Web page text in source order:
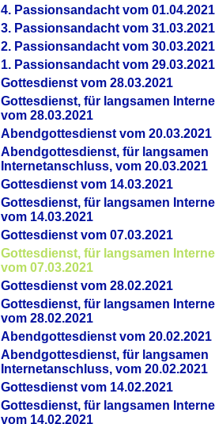
4. Passionsandacht vom 01.04.2021
3. Passionsandacht vom 31.03.2021
2. Passionsandacht vom 30.03.2021
1. Passionsandacht vom 29.03.2021
Gottesdienst vom 28.03.2021
Gottesdienst, für langsamen
vom 28.03.2021
Abendgottesdienst vom 20.03.2021
Abendgottesdienst, für langsamen
Internetanschluss, vom 20.03.2021
Gottesdienst vom 14.03.2021
Gottesdienst, für langsamen
vom 14.03.2021
Gottesdienst vom 07.03.2021
Gottesdienst, für langsamen
vom 07.03.2021
Gottesdienst vom 28.02.2021
Gottesdienst, für langsamen
vom 28.02.2021
Abendgottesdienst vom 20.02.2021
Abendgottesdienst, für langsamen
Internetanschluss, vom 20.02.2021
Gottesdienst vom 14.02.2021
Gottesdienst, für langsamen
vom 14.02.2021